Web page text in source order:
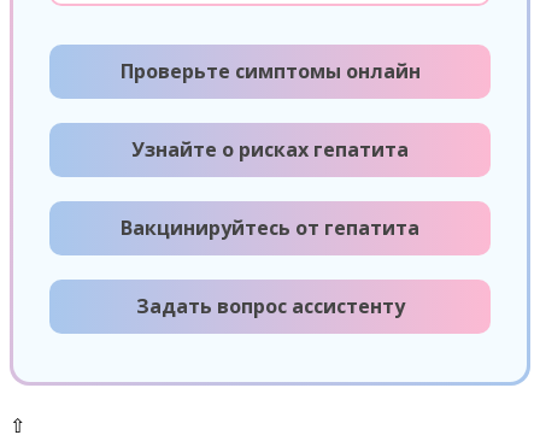
Проверьте симптомы онлайн
Узнайте о рисках гепатита
Вакцинируйтесь от гепатита
Задать вопрос ассистенту
⇧